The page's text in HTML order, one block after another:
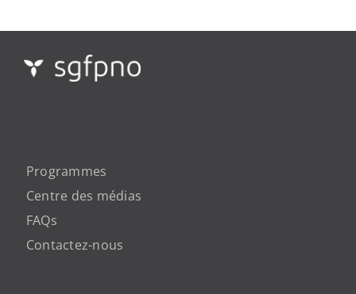
Programmes
Centre des médias
FAQs
Contactez-nous